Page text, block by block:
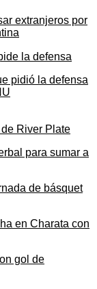
extranjeros por
pidió la defensa
para sumar a
en Charata con